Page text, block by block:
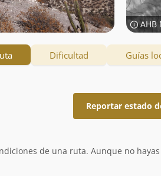
AHB
Dificultad Guías
Reportar estado
de una ruta. Aunque no